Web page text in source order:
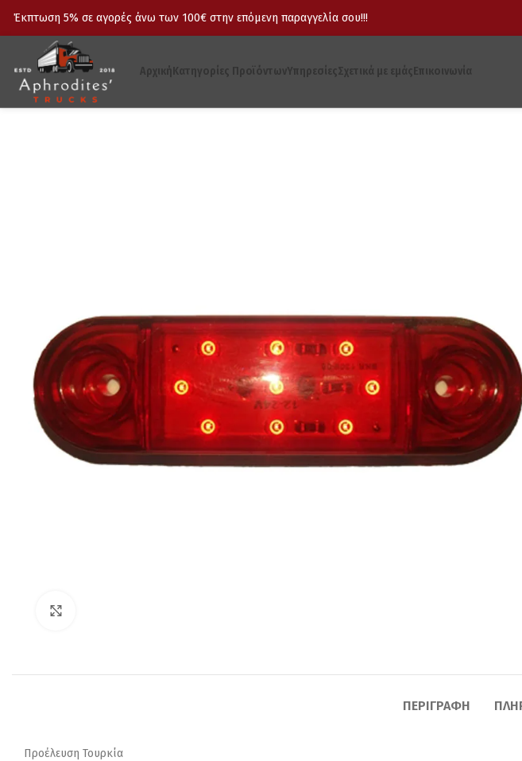
Έκπτωση 5% σε αγορές άνω των 100€ στην επόμενη παραγγελία σου!!!
ΑρχικήΚατηγορίες ΠροϊόντωνΥπηρεσίεςΣχετικά με εμάςΕπικοινωνία
ΠΕΡΙΓΡΑΦΉ
Προέλευση Τουρκία